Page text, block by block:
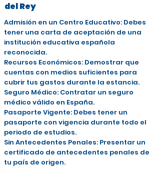
del Rey
Admisión en un Centro Educativo: Debes
tener una carta de aceptación de una
institución educativa española
reconocida.
Recursos Económicos: Demostrar que
cuentas con medios suficientes para
cubrir tus gastos durante la estancia.
Seguro Médico: Contratar un seguro
médico válido en España.
Pasaporte Vigente: Debes tener un
pasaporte con vigencia durante todo el
periodo de estudios.
Sin Antecedentes Penales: Presentar un
certificado de antecedentes penales de
tu país de origen.